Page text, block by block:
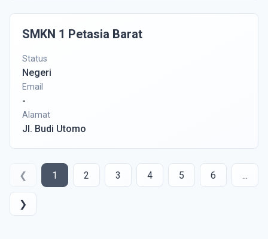
SMKN 1 Petasia Barat
Status
Negeri
Email
-
Alamat
Jl. Budi Utomo
❮ 1 2 3 4 5 6 ...
❯